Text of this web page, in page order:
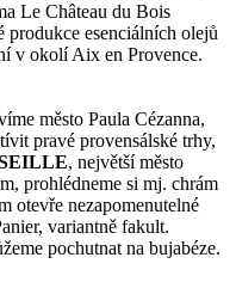
Le Château du Bois
produkce esenciálních olejů
v okolí Aix en Provence.
město Paula Cézanna,
pravé provensálské trhy,
, největší město
prohlédneme si mj. chrám
otevře nezapomenutelné
variantně fakult.
pochutnat na bujabéze.